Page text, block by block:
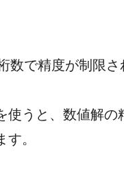
で精度が制限さ
うと、数値解の
。